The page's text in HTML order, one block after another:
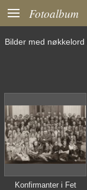
 Fotoalbum
Bilder med nøkkelord
Konfirmanter i Fet